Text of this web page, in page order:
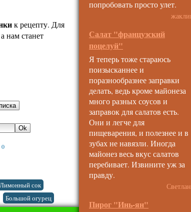
к рецепту. Для
нам станет
0
Лимонный сок
Большой огурец
попробовать просто улет.
Салат "французский
поцелуй"
Я теперь тоже стараюсь
поизысканнее и
поразнообразнее заправки
делать, ведь кроме майонеза
много разных соусов и
заправок для салатов есть.
Они и легче для
пищеварения, и полезнее и в
зубах не навязли. Иногда
майонез весь вкус салатов
перебивает. Извините уж за
правду.
Пирог "Инь-ян"